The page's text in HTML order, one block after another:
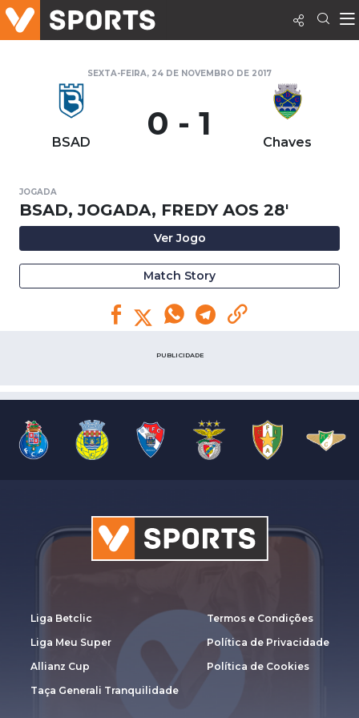
SEXTA-FEIRA, 24 DE NOVEMBRO DE 2017
BSAD 0 - 1 Chaves
JOGADA
BSAD, JOGADA, FREDY AOS 28'
Ver Jogo
Match Story
PUBLICIDADE
Liga Betclic
Liga Meu Super
Allianz Cup
Taça Generali Tranquilidade
Termos e Condições
Política de Privacidade
Política de Cookies